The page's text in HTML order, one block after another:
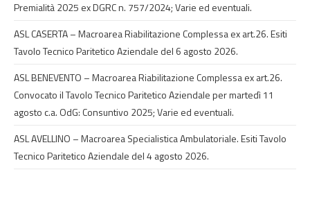
Premialità 2025 ex DGRC n. 757/2024; Varie ed eventuali.
ASL CASERTA – Macroarea Riabilitazione Complessa ex art.26. Esiti
Tavolo Tecnico Paritetico Aziendale del 6 agosto 2026.
ASL BENEVENTO – Macroarea Riabilitazione Complessa ex art.26.
Convocato il Tavolo Tecnico Paritetico Aziendale per martedì 11
agosto c.a. OdG: Consuntivo 2025; Varie ed eventuali.
ASL AVELLINO – Macroarea Specialistica Ambulatoriale. Esiti Tavolo
Tecnico Paritetico Aziendale del 4 agosto 2026.